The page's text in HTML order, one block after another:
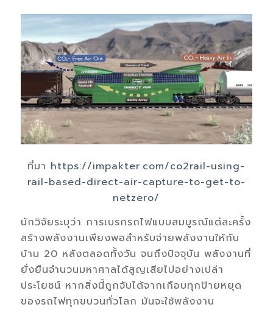
ที่มา https://impakter.com/co2rail-using-
rail-based-direct-air-capture-to-get-to-
netzero/
นักวิจัยระบุว่า การเบรกรถไฟแบบสมบูรณ์แต่ละครั้ง
สร้างพลังงานเพียงพอสำหรับจ่ายพลังงานให้กับ
บ้าน 20 หลังตลอดทั้งวัน จนถึงปัจจุบัน พลังงานที่
ยั่งยืนจำนวนมหาศาลได้สูญเสียไปอย่างเปล่า
ประโยชน์ หากสิ่งนี้ถูกจับได้จากเกือบทุกป้ายหยุด
ของรถไฟทุกขบวนทั่วโลก มันจะใช้พลังงาน